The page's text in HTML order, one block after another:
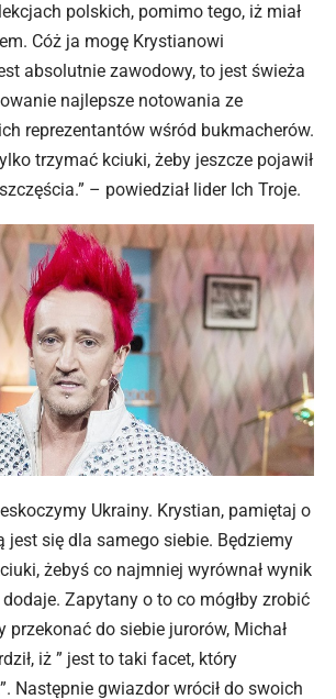
polskich, pomimo tego, iż miał
Cóż ja mogę Krystianowi
absolutnie zawodowy, to jest świeża
najlepsze notowania ze
reprezentantów wśród bukmacherów.
trzymać kciuki, żeby jeszcze pojawił
– powiedział lider Ich Troje.
Ukrainy. Krystian, pamiętaj o
jest się dla samego siebie. Będziemy
żebyś co najmniej wyrównał wynik
dodaje. Zapytany o to co mógłby zrobić
przekonać do siebie jurorów, Michał
iż ” jest to taki facet, który
Następnie gwiazdor wrócił do swoich